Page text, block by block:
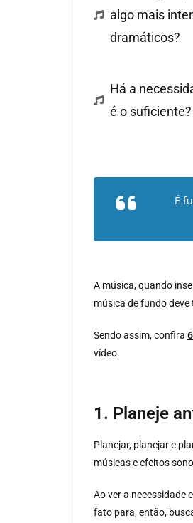
algo mais
dramáticos?
Há a
é o suficiente?
É
A música, quando
música de fundo
Sendo assim, confira
vídeo:
1. Planeje
Planejar, planejar e
músicas e efeitos
Ao ver a necessidade
fato para, então,